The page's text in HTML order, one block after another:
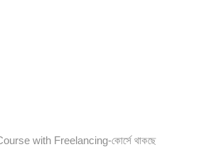
with Freelancing-কোর্সে থাকছে